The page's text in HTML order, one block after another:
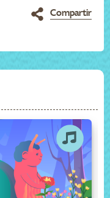
Compartir